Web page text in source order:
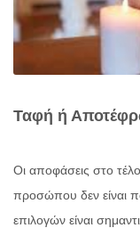
Ταφή ή
Οι αποφάσεις στο
προσώπου δεν είναι
επιλογών είναι